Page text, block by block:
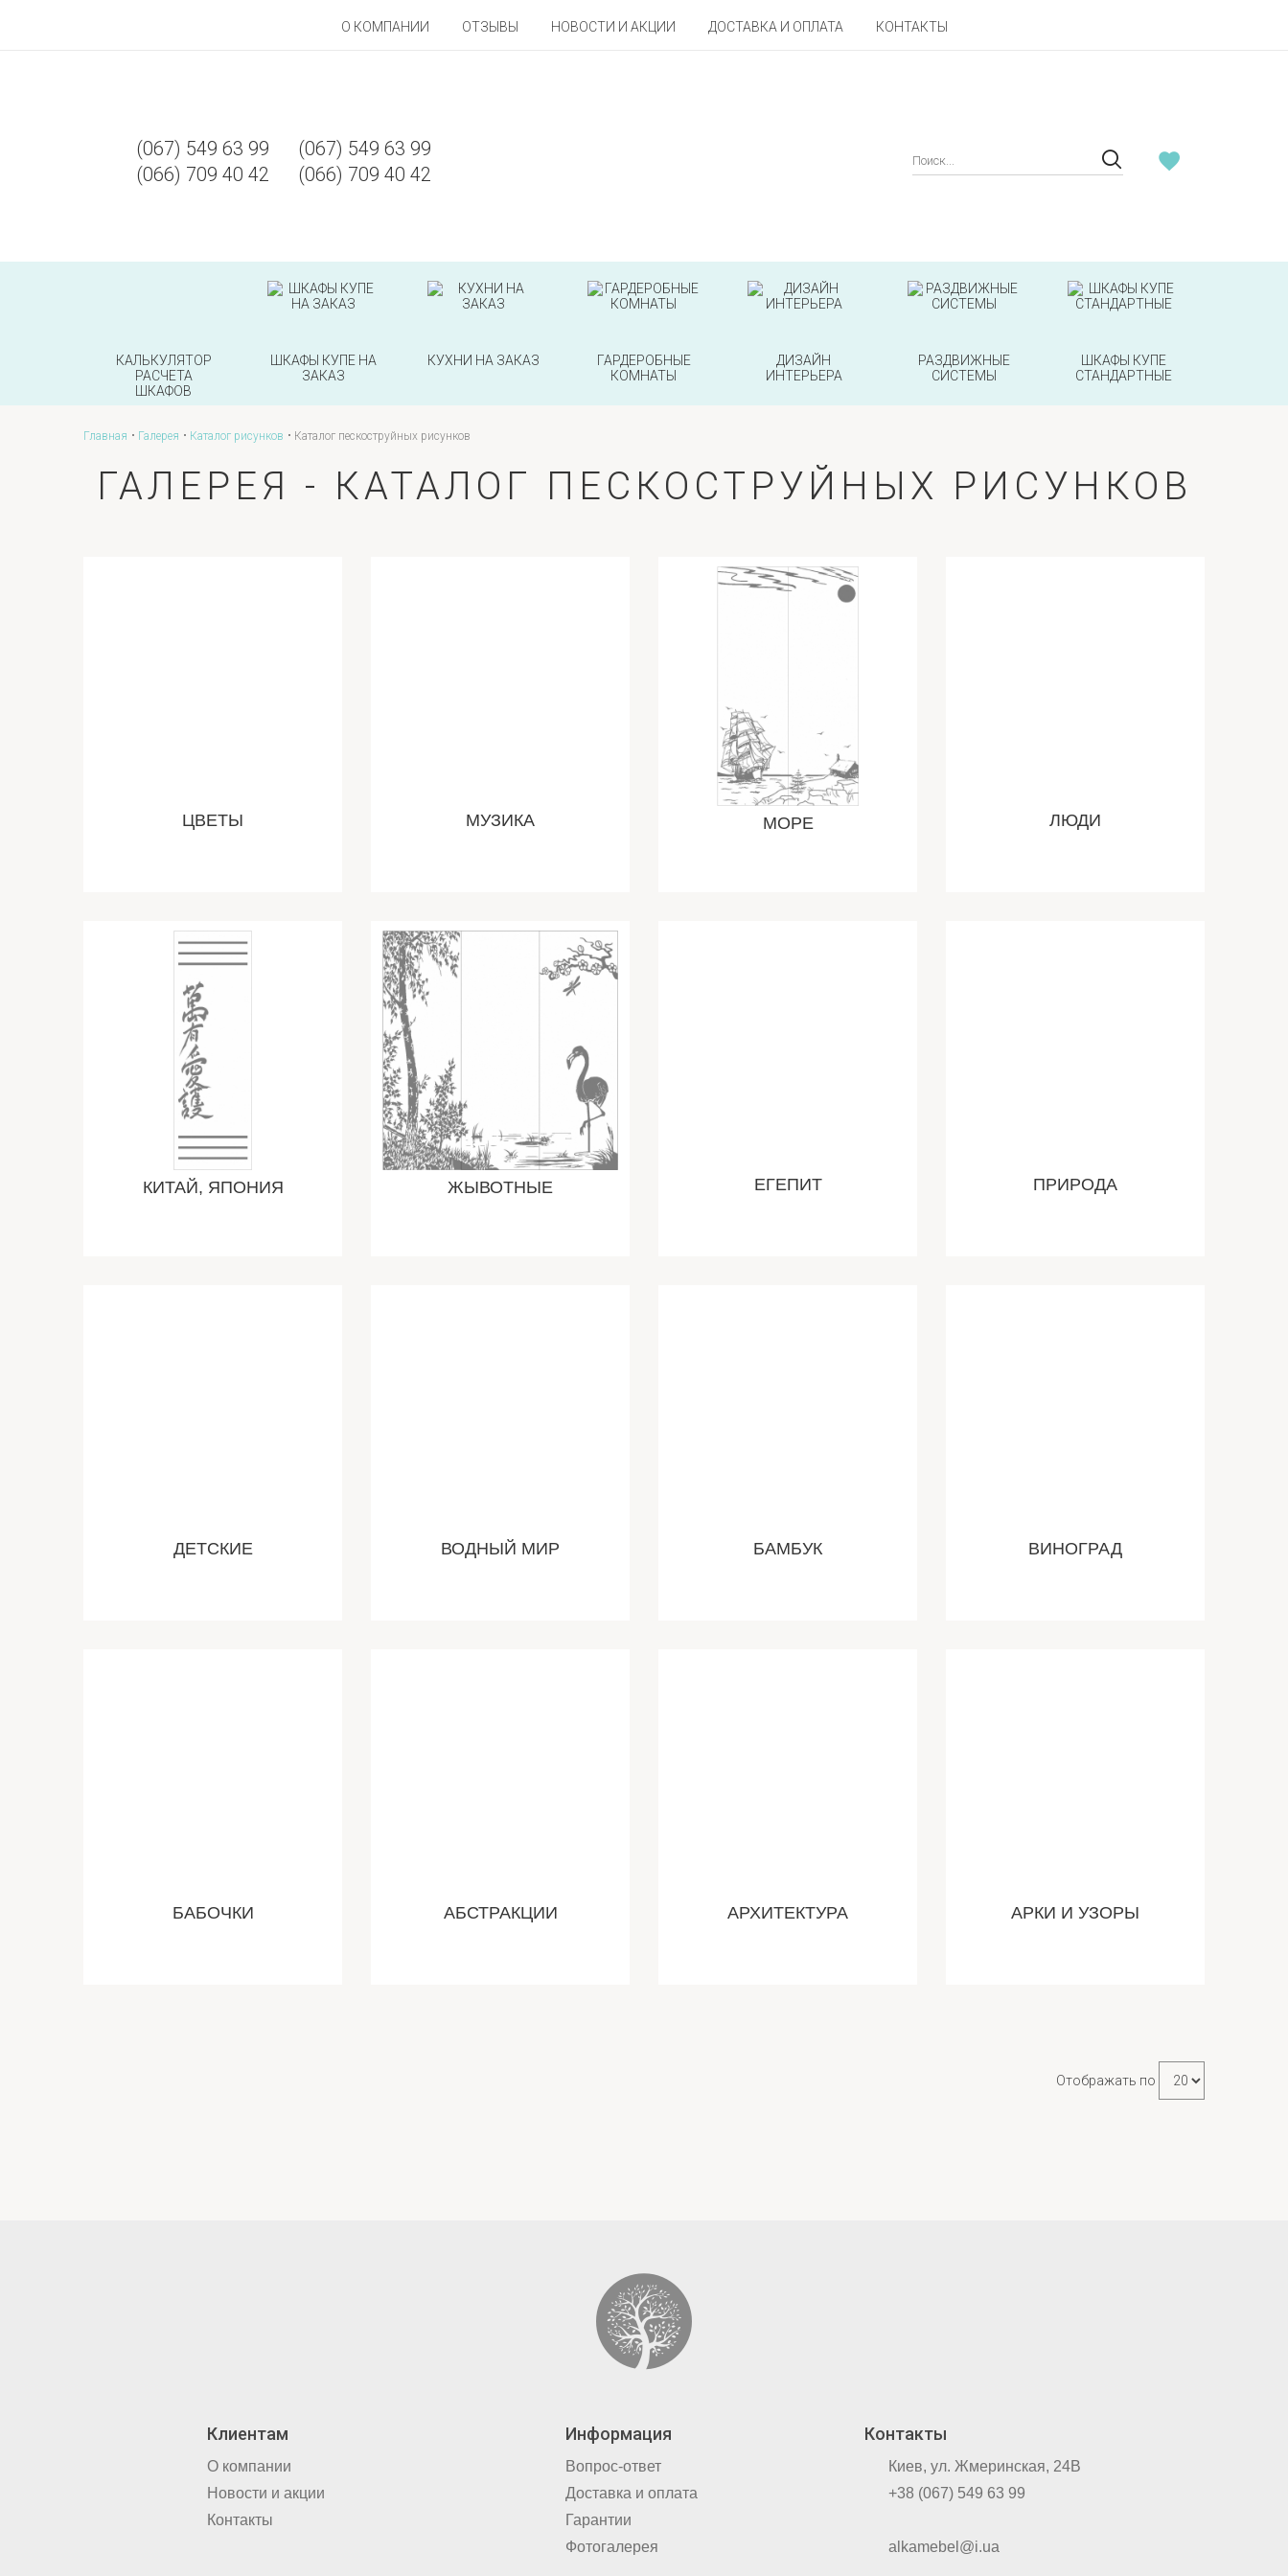
О КОМПАНИИ ОТЗЫВЫ НОВОСТИ И АКЦИИ ДОСТАВКА И ОПЛАТА КОНТАКТЫ
(067) 549 63 99 (067) 549 63 99
(066) 709 40 42 (066) 709 40 42
КАЛЬКУЛЯТОР
РАСЧЕТА
ШКАФОВ
ШКАФЫ КУПЕ НА
ЗАКАЗ
КУХНИ НА ЗАКАЗ
ГАРДЕРОБНЫЕ
КОМНАТЫ
ДИЗАЙН
ИНТЕРЬЕРА
РАЗДВИЖНЫЕ
СИСТЕМЫ
ШКАФЫ КУПЕ
СТАНДАРТНЫЕ
Главная Галерея Каталог рисунков Каталог пескоструйных рисунков
ГАЛЕРЕЯ - КАТАЛОГ ПЕСКОСТРУЙНЫХ РИСУНКОВ
ЦВЕТЫ МУЗИКА МОРЕ ЛЮДИ
КИТАЙ, ЯПОНИЯ ЖЫВОТНЫЕ ЕГЕПИТ ПРИРОДА
ДЕТСКИЕ ВОДНЫЙ МИР БАМБУК ВИНОГРАД
БАБОЧКИ АБСТРАКЦИИ АРХИТЕКТУРА АРКИ И УЗОРЫ
Отображать по
Клиентам
О компании
Новости и акции
Контакты
Информация
Вопрос-ответ
Доставка и оплата
Гарантии
Фотогалерея
Контакты
Киев, ул. Жмеринская, 24В
+38 (067) 549 63 99
alkamebel@i.ua